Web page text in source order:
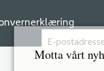
Motta vårt